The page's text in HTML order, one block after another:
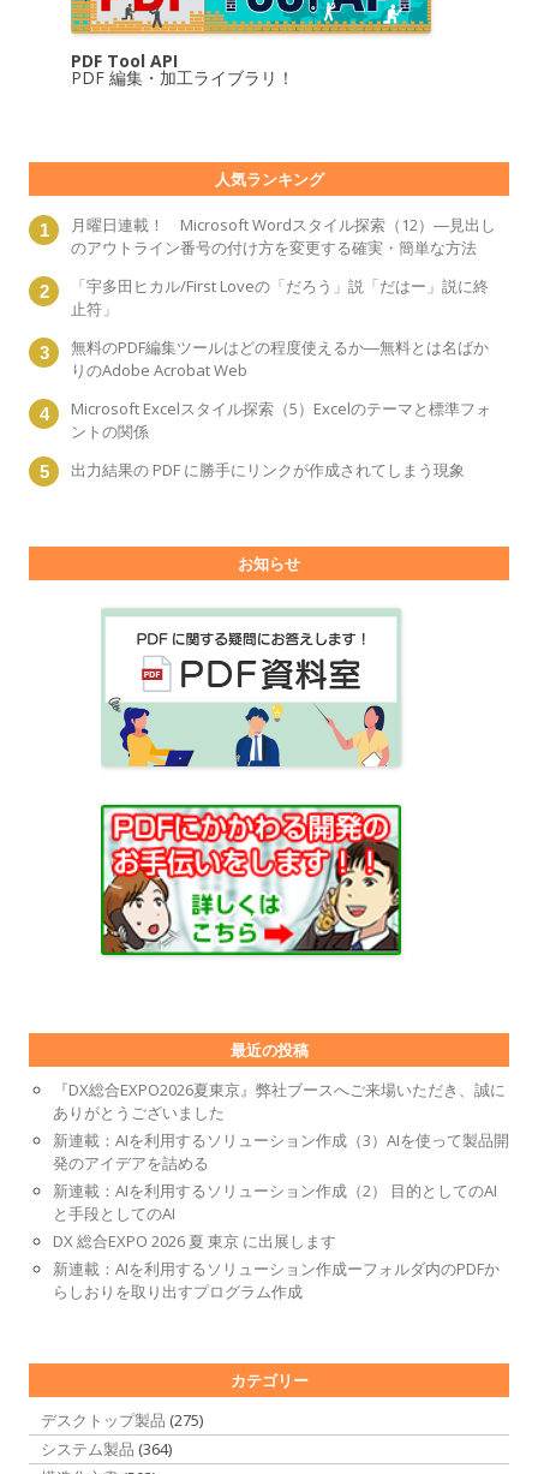
PDF Tool API
PDF 編集・加工ライブラリ！
人気ランキング
月曜日連載！ Microsoft Wordスタイル探索（12）―見出し
のアウトライン番号の付け方を変更する確実・簡単な方法
「宇多田ヒカル/First Loveの「だろう」説「だはー」説に終
止符」
無料のPDF編集ツールはどの程度使えるか―無料とは名ばか
りのAdobe Acrobat Web
Microsoft Excelスタイル探索（5）Excelのテーマと標準フォ
ントの関係
出力結果の PDF に勝手にリンクが作成されてしまう現象
お知らせ
最近の投稿
『DX総合EXPO2026夏東京』弊社ブースへご来場いただき、誠に
ありがとうございました
新連載：AIを利用するソリューション作成（3）AIを使って製品開
発のアイデアを詰める
新連載：AIを利用するソリューション作成（2） 目的としてのAI
と手段としてのAI
DX 総合EXPO 2026 夏 東京 に出展します
新連載：AIを利用するソリューション作成ーフォルダ内のPDFか
らしおりを取り出すプログラム作成
カテゴリー
デスクトップ製品 (275)
システム製品 (364)